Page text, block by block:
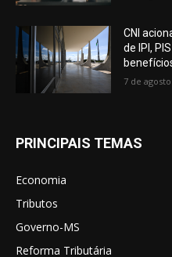
CNI
de IPI,
7 de
PRINCIPAIS TEMAS
Economia
Tributos
Governo-MS
Reforma Tributária